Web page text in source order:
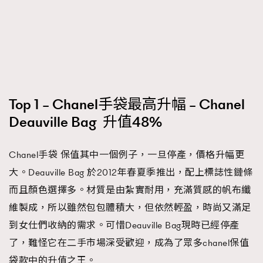
Top 1 – Chanel手袋最高升幅 – Chanel
Deauville Bag 升值48%
Chanel手袋 保值其中一個例子，一旦停產，價格升幅更
大。Deauville Bag 於2012年春夏季推出，配上標誌性鏈條
而且顏色選擇多。材質是由紮實耐用，充滿質感的帆布纖
維製成，所以雖然包包體積大，但依然輕盈，時尚又滿足
到女仕們收納的需求。可惜Deauville Bag現時已經停產
了，難怪它在二手市場深受歡迎，成為了眾多chanel保值
袋款中的升值之王。